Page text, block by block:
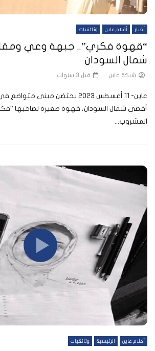
أخبار أفلام عاين وثائقيات
“قهوة فكري”.. جبهة وعي
شمال السودان
شبكة عاين قبل 3 سنوات
عاين- 11 أغسطس 2023 يحتضن
أقصى شمال السودان، قهوة صغيرة لصاحبها
المشروب...
أفلام عاين الرئيسية وثائقيات